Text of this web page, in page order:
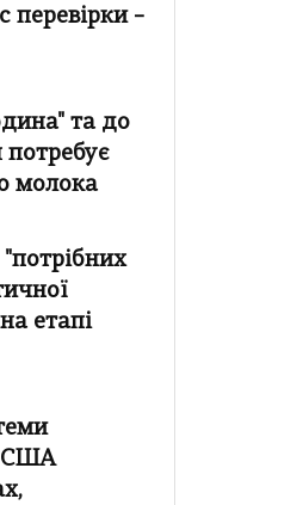
перевірки –
та до
потребує
молока
етапі
США